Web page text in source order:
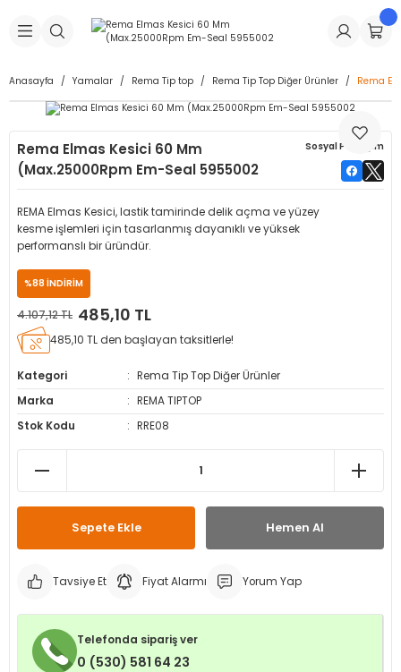
Geri Dön
Makineleri
Geri Dön
Dolgu Lastikleri
Dolgu Lastikleri
Geri Dön
İç Lastikleri
İç Lastikleri
Geri Dön
Geri Dön
& Sibop İlaveleri
Kapağı
Geri Dön
Tüpü
& Spreyler
Geri Dön
Makinesi Yedek Parçaları
Yedek Parçaları
Anasayfa Yamalar Rema Tip top Rema Tip Top Diğer Ürünler Rema
Rema Elmas Kesici 60 Mm
(Max.25000Rpm Em-Seal 5955002
Sosyal Paylaşım
REMA Elmas Kesici, lastik tamirinde delik açma ve yüzey
kesme işlemleri için tasarlanmış dayanıklı ve yüksek
performanslı bir üründür.
%88 İNDİRİM
4.107,12 TL 485,10 TL
485,10 TL den başlayan taksitlerle!
Kategori
Rema Tip Top Diğer Ürünler
Marka
REMA TIPTOP
Stok Kodu
RRE08
Sepete Ekle Hemen Al
Tavsiye Et Fiyat Alarmı Yorum Yap
Telefonda sipariş ver
0 (530) 581 64 23